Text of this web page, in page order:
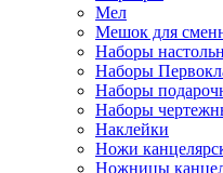
Мел
Мешок для
Наборы
Наборы
Наборы
Наборы
Наклейки
Ножи
Ножницы